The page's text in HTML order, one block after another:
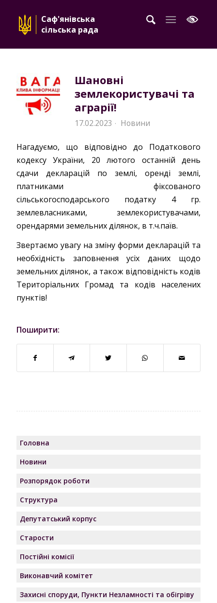
Саф'янівська
сільська рада
Шановні
землекористувачі та
аграрії!
17.02.2023 · Новини
Нагадуємо, що відповідно до Податкового
кодексу України, 20 лютого останній день
сдачи декларацій по землі, оренді землі,
платниками фіксованого
сільськогосподарського податку 4 гр.
землевласниками, землекористувачами,
орендарями земельних ділянок, в т.ч.паїв.
Звертаємо увагу на зміну форми декларацій та
необхідність заповнення усіх даних щодо
земельних ділянок, а також відповідність кодів
Територіальних Громад та кодів населених
пунктів!
Поширити:
Головна
Новини
Розпорядок роботи
Структура
Депутатський корпус
Старости
Постійні комісії
Виконавчий комітет
Захисні споруди, Пункти Незламності та обігріву